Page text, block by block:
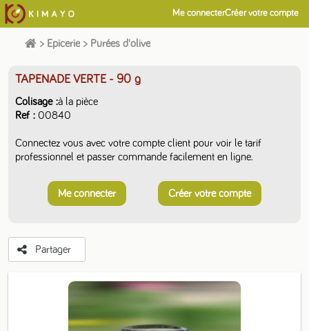
Me connecterCréer votre compte
> Epicerie > Purées d'olive
TAPENADE VERTE - 90 g
Colisage à la pièce
Ref
00840
Connectez vous avec votre compte client pour voir le tarif
professionnel et passer commande facilement en ligne.
Me connecter Créer votre compte
Partager